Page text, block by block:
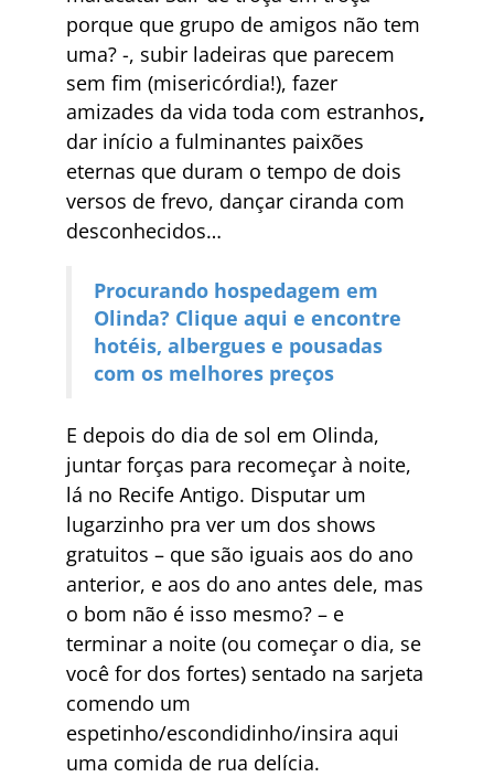
porque que grupo de amigos não tem
uma? -, subir ladeiras que parecem
sem fim (misericórdia!), fazer
amizades da vida toda com estranhos,
dar início a fulminantes paixões
eternas que duram o tempo de dois
versos de frevo, dançar ciranda com
desconhecidos…
Procurando hospedagem em
Olinda? Clique aqui e encontre
hotéis, albergues e pousadas
com os melhores preços
E depois do dia de sol em Olinda,
juntar forças para recomeçar à noite,
lá no Recife Antigo. Disputar um
lugarzinho pra ver um dos shows
gratuitos – que são iguais aos do ano
anterior, e aos do ano antes dele, mas
o bom não é isso mesmo? – e
terminar a noite (ou começar o dia, se
você for dos fortes) sentado na sarjeta
comendo um
espetinho/escondidinho/insira aqui
uma comida de rua delícia.